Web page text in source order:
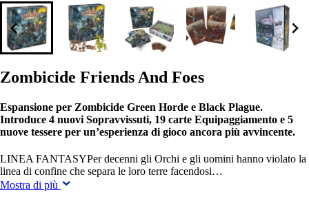
Zombicide Friends And Foes
Espansione per Zombicide Green Horde e Black Plague.
Introduce 4 nuovi Sopravvissuti, 19 carte Equipaggiamento e 5
nuove tessere per un’esperienza di gioco ancora più avvincente.
LINEA FANTASYPer decenni gli Orchi e gli uomini hanno violato la
linea di confine che separa le loro terre facendosi…
Mostra di più